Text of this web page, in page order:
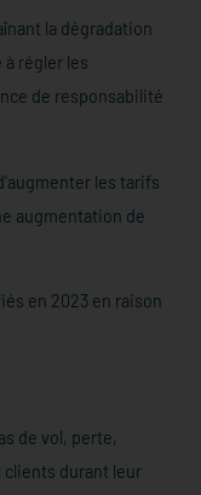
la dégradation
à régler les
de responsabilité
les tarifs
augmentation de
en 2023 en raison
de vol, perte,
clients durant leur